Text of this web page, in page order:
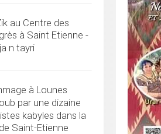
au Centre des
à Saint Etienne -
n tayri
à Lounes
par une dizaine
kabyles dans la
Saint-Etienne